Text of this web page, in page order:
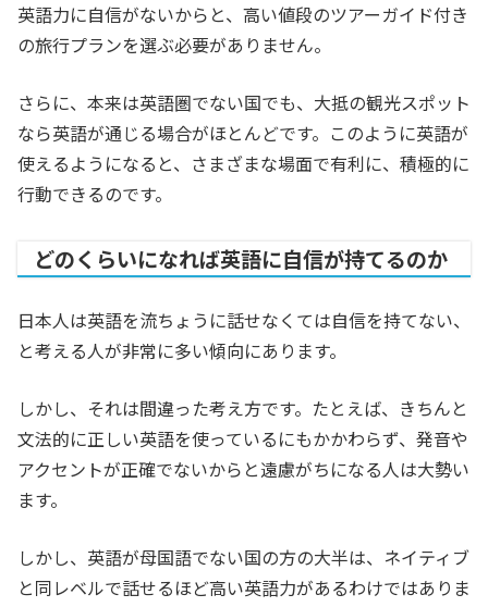
英語力に自信がないからと、高い値段のツアーガイド付き
の旅行プランを選ぶ必要がありません。
さらに、本来は英語圏でない国でも、大抵の観光スポット
なら英語が通じる場合がほとんどです。このように英語が
使えるようになると、さまざまな場面で有利に、積極的に
行動できるのです。
どのくらいになれば英語に自信が持てるのか
日本人は英語を流ちょうに話せなくては自信を持てない、
と考える人が非常に多い傾向にあります。
しかし、それは間違った考え方です。たとえば、きちんと
文法的に正しい英語を使っているにもかかわらず、発音や
アクセントが正確でないからと遠慮がちになる人は大勢い
ます。
しかし、英語が母国語でない国の方の大半は、ネイティブ
と同レベルで話せるほど高い英語力があるわけではありま